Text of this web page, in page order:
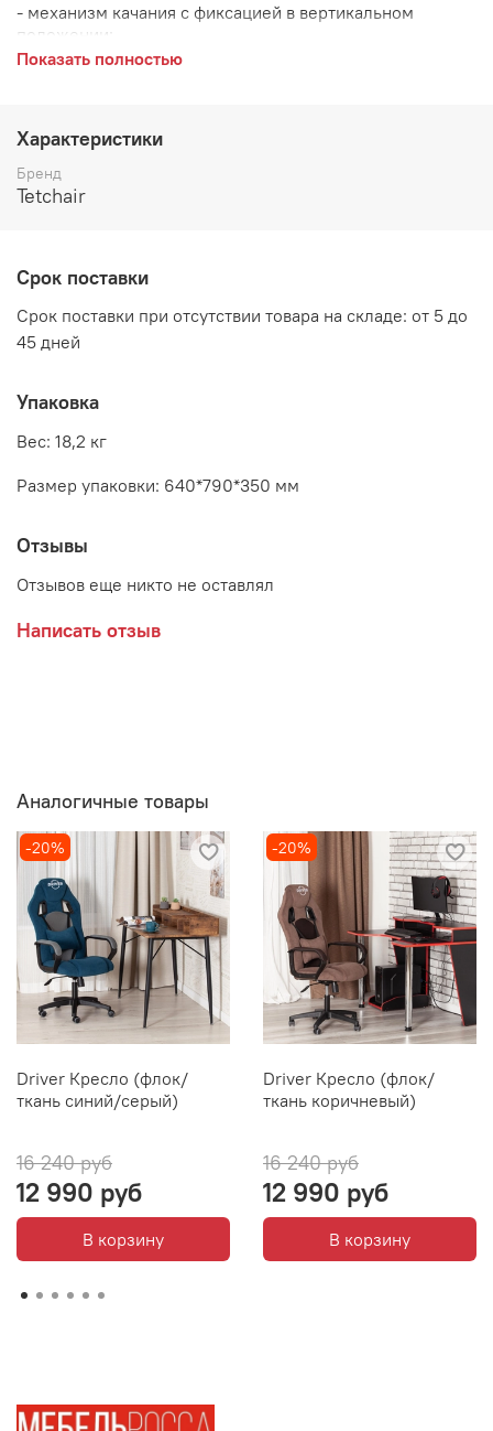
- механизм качания с фиксацией в вертикальном
положении;
- максимальная нагрузка 120 кг
Материал:
Показать полностью
Характеристики
Бренд
Tetchair
Срок поставки
Срок поставки при отсутствии товара на складе: от 5 до
45 дней
Упаковка
Вес: 18,2 кг
Размер упаковки: 640*790*350 мм
Отзывы
Отзывов еще никто не оставлял
Написать отзыв
Аналогичные товары
-20%
Driver Кресло (флок/
ткань синий/серый)
16 240 руб
12 990 руб
В корзину
-20%
Driver Кресло (флок/
ткань коричневый)
16 240 руб
12 990 руб
В корзину